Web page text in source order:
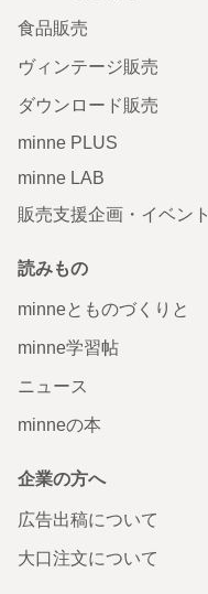
食品販売
ヴィンテージ販売
ダウンロード販売
minne PLUS
minne LAB
販売支援企画・イベント
読みもの
minneとものづくりと
minne学習帖
ニュース
minneの本
企業の方へ
広告出稿について
大口注文について